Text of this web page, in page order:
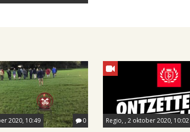
2020, 10:49 0 Regio, , 2 oktober 2020, 10:02